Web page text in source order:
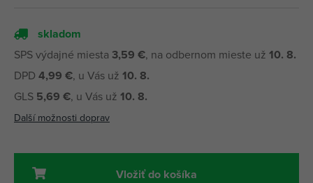
skladom
SPS výdajné miesta 3,59 €, na odbernom mieste už 10. 8.
DPD 4,99 €, u Vás už 10. 8.
GLS 5,69 €, u Vás už 10. 8.
Další možnosti doprav
Vložiť do košíka